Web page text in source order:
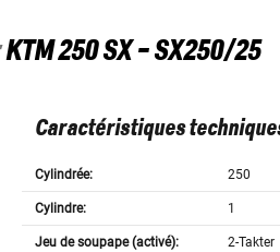
KTM250 SX - SX250/25
Caractéristiques
Cylindrée: 250
Cylindre: 1
Jeu de soupape (activé): 2-Takter